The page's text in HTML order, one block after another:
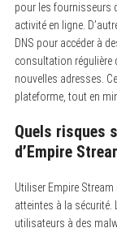
pour les fournisseurs
activité en ligne.
DNS pour accéder à
consultation régulière
nouvelles adresses.
plateforme, tout en
Quels risques
d’Empire
Utiliser Empire
atteintes à la sécurité.
utilisateurs à des